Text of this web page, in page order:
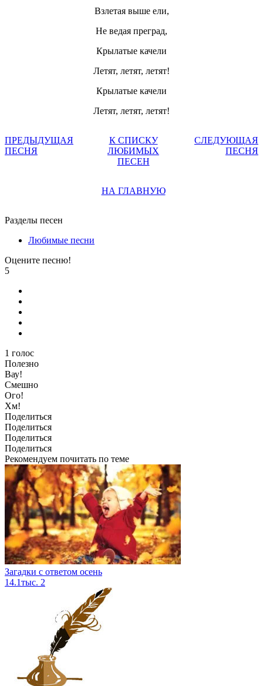
Взлетая выше ели,
Не ведая преград,
Крылатые качели
Летят, летят, летят!
Крылатые качели
Летят, летят, летят!
ПРЕДЫДУЩАЯ
ПЕСНЯ
К СПИСКУ
ЛЮБИМЫХ
ПЕСЕН
СЛЕДУЮЩАЯ
ПЕСНЯ
НА ГЛАВНУЮ
Разделы песен
Любимые песни
Оцените песню!
5
1 голос
Полезно
Вау!
Смешно
Ого!
Хм!
Поделиться
Поделиться
Поделиться
Поделиться
Рекомендуем почитать по теме
Загадки с ответом осень
14.1тыс. 2